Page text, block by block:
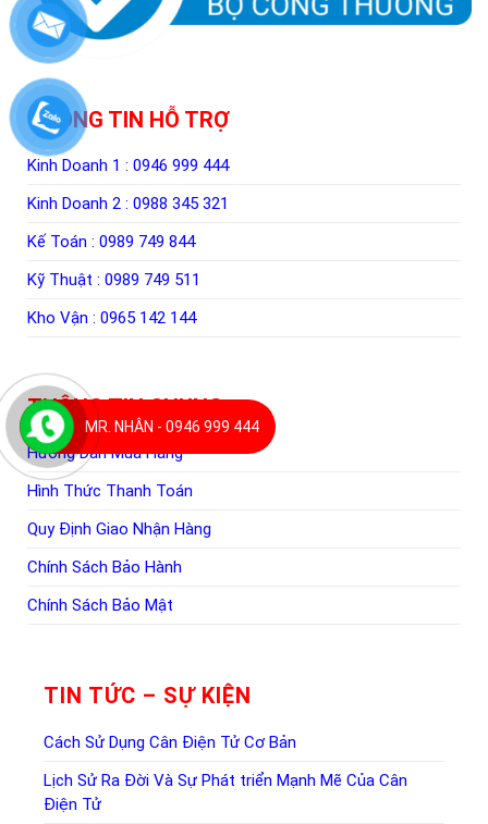
THÔNG TIN HỖ TRỢ
Kinh Doanh 1 : 0946 999 444
Kinh Doanh 2 : 0988 345 321
Kế Toán : 0989 749 844
Kỹ Thuật : 0989 749 511
Kho Vận : 0965 142 144
THÔNG TIN CHUNG
Hướng Dẫn Mua Hàng
Hình Thức Thanh Toán
Quy Định Giao Nhận Hàng
Chính Sách Bảo Hành
Chính Sách Bảo Mật
TIN TỨC – SỰ KIỆN
Cách Sử Dụng Cân Điện Tử Cơ Bản
Lịch Sử Ra Đời Và Sự Phát triển Mạnh Mẽ Của Cân
Điện Tử
MR. NHÂN - 0946 999 444